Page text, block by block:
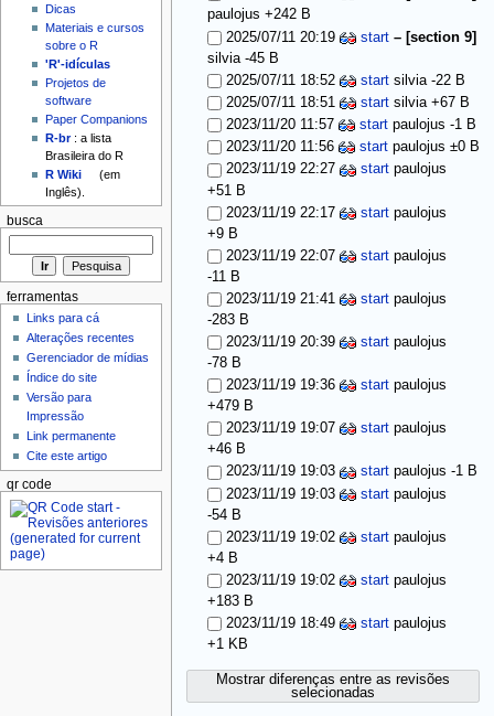
paulojus +242 B
2025/07/11 20:19
start – [section 9]
silvia -45 B
2025/07/11 18:52
start silvia -22 B
2025/07/11 18:51
start silvia +67 B
2023/11/20 11:57
start paulojus -1 B
2023/11/20 11:56
start paulojus ±0 B
2023/11/19 22:27
start paulojus
+51 B
2023/11/19 22:17
start paulojus
+9 B
2023/11/19 22:07
start paulojus
-11 B
2023/11/19 21:41
start paulojus
-283 B
2023/11/19 20:39
start paulojus
-78 B
2023/11/19 19:36
start paulojus
+479 B
2023/11/19 19:07
start paulojus
+46 B
2023/11/19 19:03
start paulojus -1 B
2023/11/19 19:03
start paulojus
-54 B
2023/11/19 19:02
start paulojus
+4 B
2023/11/19 19:02
start paulojus
+183 B
2023/11/19 18:49
start paulojus
+1 KB
Mostrar diferenças entre as revisões
selecionadas
Dicas
Materiais e cursos
sobre o R
'R'-idículas
Projetos de
software
Paper Companions
R-br: a lista
Brasileira do R
R Wiki
(em
Inglês).
busca
ferramentas
Links para cá
Alterações recentes
Gerenciador de mídias
Índice do site
Versão para
Impressão
Link permanente
Cite este artigo
qr code